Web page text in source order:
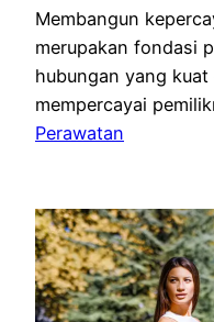
Membangun
merupakan fondasi
hubungan yang
mempercayai
Perawatan